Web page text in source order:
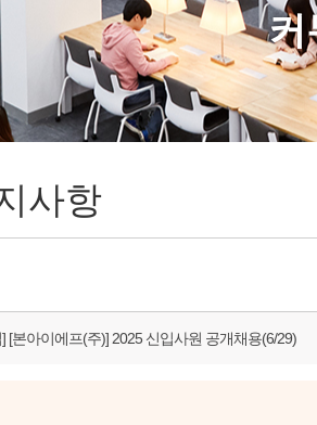
연혁 · 현황
교수진
행정부서
오시는길
커
사항
[본아이에프(주)] 2025 신입사원 공개채용(6/29)